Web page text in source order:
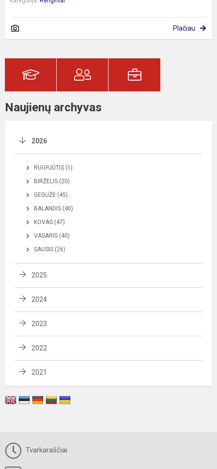
Plačiau
Naujienų archyvas
2026
RUGPJŪTIS (1)
BIRŽELIS (20)
GEGUŽĖ (45)
BALANDIS (40)
KOVAS (47)
VASARIS (40)
SAUSIS (26)
2025
2024
2023
2022
2021
Tvarkaraščiai